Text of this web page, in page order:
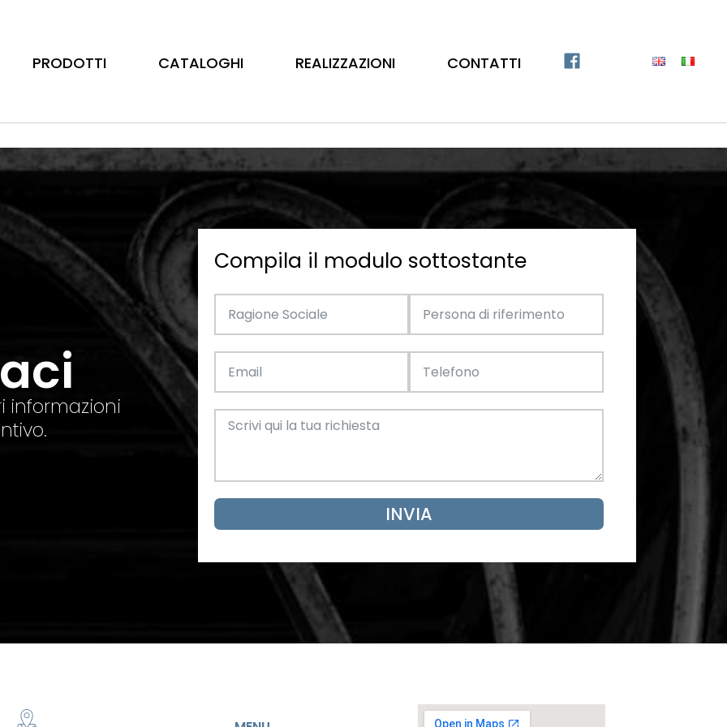
PRODOTTI CATALOGHI REALIZZAZIONI CONTATTI
Ottone
Tubo
Alluminio
Oggettistica e arredamento
Catalogo Illustrativo
SCARICA ORA
Catalogo
Acciaio
+39 0445 580865
+39 0445 580366
info@feba.it
informazioni
Compila il modulo sottostante
INVIA